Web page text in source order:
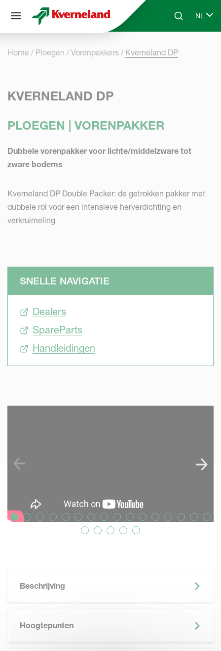
Skip to main contentSearchNL
Select
Home Ploegen Vorenpakkers Kverneland DP
KVERNELAND DP
PLOEGEN | VORENPAKKER
Dubbele vorenpakker voor lichte/middelzware tot
zware bodems
Kverneland DP Double Packer: de getrokken pakker met
dubbele rol voor een intensieve herverdichting en
verkruimeling
SNELLE NAVIGATIE
Dealers
SpareParts
Handleidingen
Beschrijving
Hoogtepunten
Cookies beheer paneel